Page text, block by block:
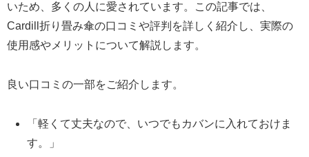
いため、多くの人に愛されています。この記事では、
Cardill折り畳み傘の口コミや評判を詳しく紹介し、実際の
使用感やメリットについて解説します。
良い口コミの一部をご紹介します。
「軽くて丈夫なので、いつでもカバンに入れておけま
す。」